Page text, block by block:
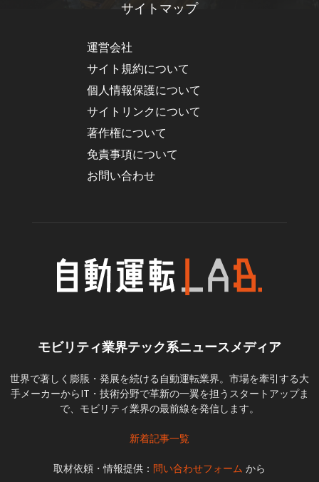
サイトマップ
運営会社
サイト規約について
個人情報保護について
サイトリンクについて
著作権について
免責事項について
お問い合わせ
モビリティ業界テック系ニュースメディア
世界で著しく膨脹・発展を続ける自動運転業界。市場を牽引する大
手メーカーからIT・技術分野で革新の一翼を担うスタートアップま
で、モビリティ業界の最前線を発信します。
新着記事一覧
取材依頼・情報提供： 問い合わせフォーム から